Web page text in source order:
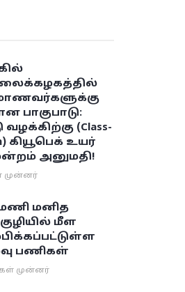
பாகுபாடு:
வழக்கிற்கு (Class-
கியூபெக் உயர்
அனுமதி!
முன்னர்
மனித
மீள
பணிகள்
முன்னர்